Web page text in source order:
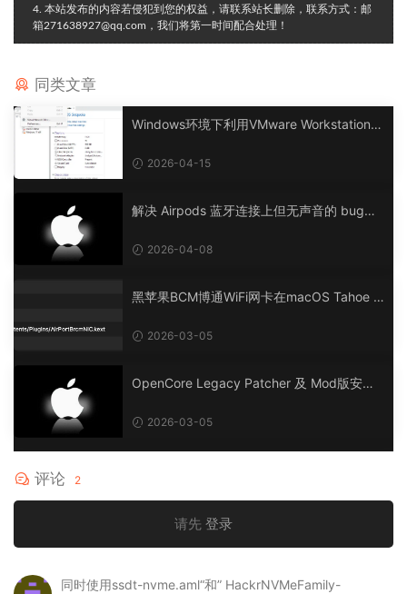
4. 本站发布的内容若侵犯到您的权益，请联系站长删除，联系方式：邮
箱271638927@qq.com，我们将第一时间配合处理！
同类文章
Windows环境下利用VMware Workstation P
acOS黑苹果OpenCore引导，兼容 Tahoe、
2026-04-15
解决 Airpods 蓝牙连接上但无声音的 bug，
部系统
2026-04-08
黑苹果BCM博通WiFi网卡在macOS Tahoe 2
d版安装驱动补丁
2026-03-05
OpenCore Legacy Patcher 及 Mod版安装
2026-03-05
评论 2
请先 登录
同时使用ssdt-nvme.aml“和” HackrNVMeFamily-